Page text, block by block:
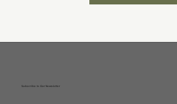
Subscribe to Our Newsletter